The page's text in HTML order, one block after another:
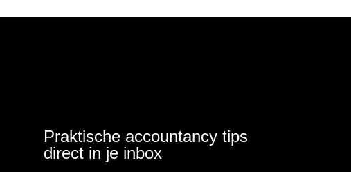
Praktische accountancy tips
direct in je inbox